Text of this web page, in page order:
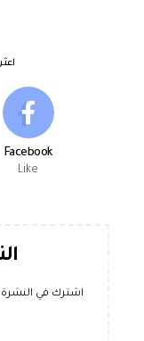
Facebook
Like
اشترك في النشرة